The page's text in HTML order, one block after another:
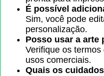
É possível
Sim, você pode
personalização.
Posso usar a arte
Verifique os
usos comerciais.
Quais os